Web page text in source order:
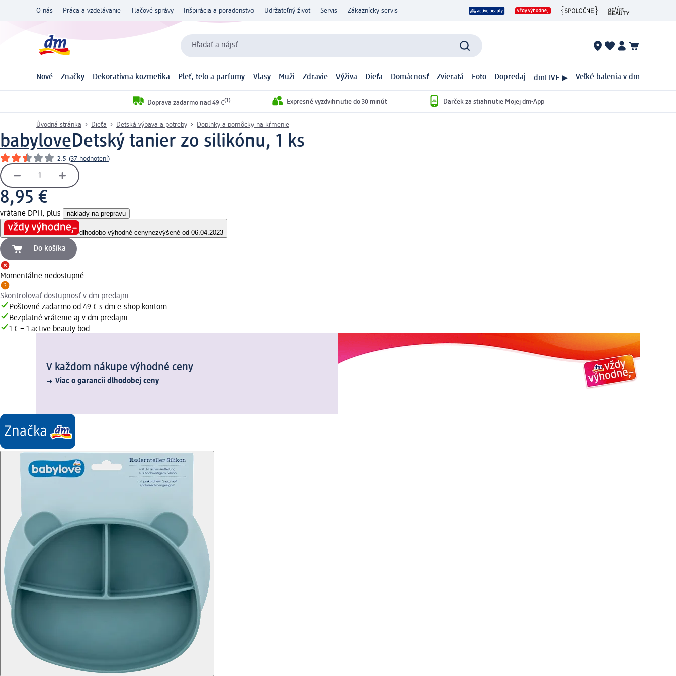
O nás Práca a vzdelávanie Tlačové správy Inšpirácia a poradenstvo Udržateľný život Servis Zákaznícky servis
Hľadať a nájsť
Nové Značky Dekoratívna kozmetika Pleť, telo a parfumy Vlasy Muži Zdravie Výživa Dieťa Domácnosť Zvieratá Foto Dopredaj dmLIVE ▶ Veľké balenia v dm
Doprava zadarmo nad 49 €(1) Expresné vyzdvihnutie do 30 minút Darček za stiahnutie Mojej dm-App
Úvodná stránka Dieťa Detská výbava a potreby Doplnky a pomôcky na kŕmenie
babyloveDetský tanier zo silikónu, 1 ks
2.5 (37 hodnotení)
8,95 €
vrátane DPH, plus náklady na prepravu
dlhodobo výhodné cenynezvýšené od 06.04.2023
Do košíka
Momentálne nedostupné
Skontrolovať dostupnosť v dm predajni
Poštovné zadarmo od 49 € s dm e-shop kontom
Bezplatné vrátenie aj v dm predajni
1 € = 1 active beauty bod
V každom nákupe výhodné ceny
Viac o garancii dlhodobej ceny